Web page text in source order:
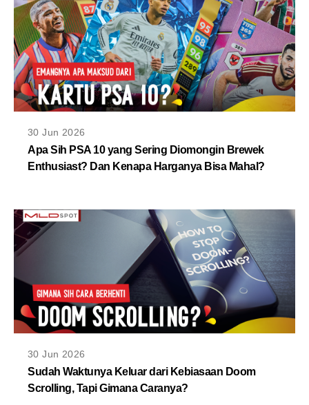
30 Jun 2026
Apa Sih PSA 10 yang Sering Diomongin Brewek
Enthusiast? Dan Kenapa Harganya Bisa Mahal?
30 Jun 2026
Sudah Waktunya Keluar dari Kebiasaan Doom
Scrolling, Tapi Gimana Caranya?